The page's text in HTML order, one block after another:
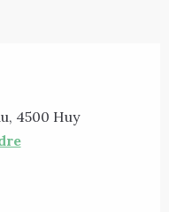
4500 Huy